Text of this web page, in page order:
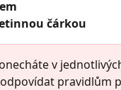
čárkou
v
pravidlům